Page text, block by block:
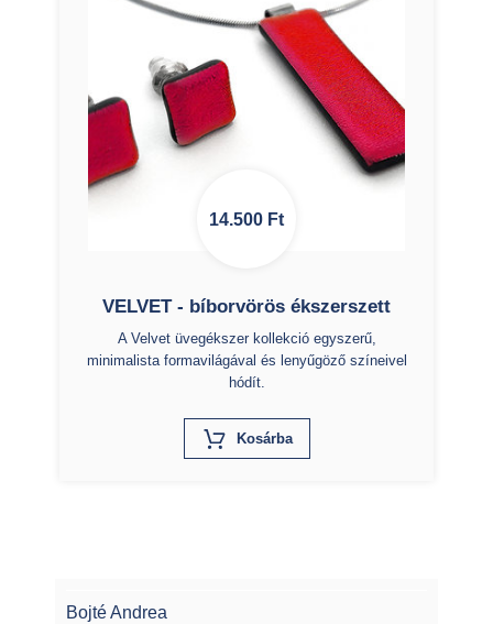
14.500 Ft
VELVET - bíborvörös ékszerszett
A Velvet üvegékszer kollekció egyszerű,
minimalista formavilágával és lenyűgöző színeivel
hódít.
KosárbaX
Bojté Andrea